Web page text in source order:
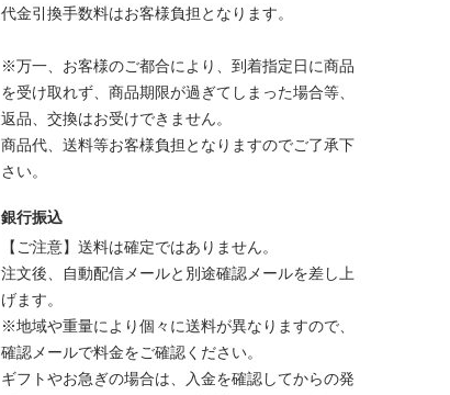
代金引換手数料はお客様負担となります。
※万一、お客様のご都合により、到着指定日に商品
を受け取れず、商品期限が過ぎてしまった場合等、
返品、交換はお受けできません。
商品代、送料等お客様負担となりますのでご了承下
さい。
銀行振込
【ご注意】送料は確定ではありません。
注文後、自動配信メールと別途確認メールを差し上
げます。
※地域や重量により個々に送料が異なりますので、
確認メールで料金をご確認ください。
ギフトやお急ぎの場合は、入金を確認してからの発